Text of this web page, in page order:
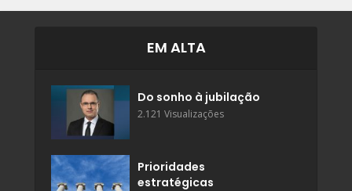
EM ALTA
Do sonho à jubilação
2.121 Visualizações
Prioridades
estratégicas